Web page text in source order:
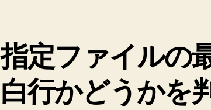
指定ファイルの
白行かどうかを